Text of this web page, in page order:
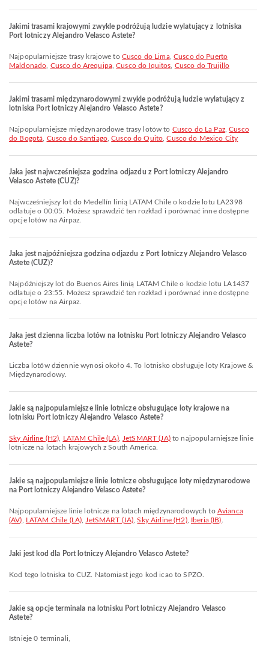
Jakimi trasami krajowymi zwykle podróżują ludzie wylatujący z lotniska
Port lotniczy Alejandro Velasco Astete?
Najpopularniejsze trasy krajowe to Cusco do Lima,Cusco do Puerto
Maldonado Cusco do Arequipa,Cusco do Iquitos Cusco do Trujillo
Jakimi trasami międzynarodowymi zwykle podróżują ludzie wylatujący z
lotniska Port lotniczy Alejandro Velasco Astete?
Najpopularniejsze międzynarodowe trasy lotów to Cusco do La Paz,Cusco
do Bogotá Cusco do Santiago,Cusco do Quito ,Cusco do Mexico City
Jaka jest najwcześniejsza godzina odjazdu z Port lotniczy Alejandro
Velasco Astete (CUZ)?
Najwcześniejszy lot do Medellín linią LATAM Chile o kodzie lotu LA2398
odlatuje o 00:05. Możesz sprawdzić ten rozkład i porównać inne dostępne
opcje lotów na Airpaz.
Jaka jest najpóźniejsza godzina odjazdu z Port lotniczy Alejandro Velasco
Astete (CUZ)?
Najpóźniejszy lot do Buenos Aires linią LATAM Chile o kodzie lotu LA1437
odlatuje o 23:55. Możesz sprawdzić ten rozkład i porównać inne dostępne
opcje lotów na Airpaz.
Jaka jest dzienna liczba lotów na lotnisku Port lotniczy Alejandro Velasco
Astete?
Liczba lotów dziennie wynosi około 4. To lotnisko obsługuje loty Krajowe &
Międzynarodowy.
Jakie są najpopularniejsze linie lotnicze obsługujące loty krajowe na
lotnisku Port lotniczy Alejandro Velasco Astete?
Sky Airline (H2) LATAM Chile (LA), JetSMART (JA)to najpopularniejsze linie
lotnicze na lotach krajowych z South America.
Jakie są najpopularniejsze linie lotnicze obsługujące loty międzynarodowe
na Port lotniczy Alejandro Velasco Astete?
Najpopularniejsze linie lotnicze na lotach międzynarodowych to Avianca
(AV)
LATAM Chile (LA) JetSMART (JA) ,Sky Airline (H2), Iberia (IB)
Jaki jest kod dla Port lotniczy Alejandro Velasco Astete?
Kod tego lotniska to CUZ. Natomiast jego kod icao to SPZO.
Jakie są opcje terminala na lotnisku Port lotniczy Alejandro Velasco
Astete?
Istnieje 0 terminali,